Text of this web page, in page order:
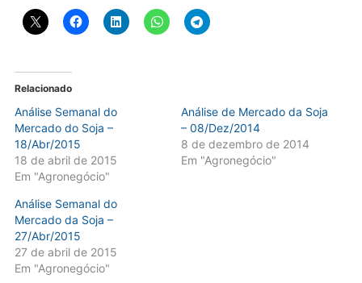
Relacionado
Análise Semanal do
Mercado do Soja –
18/Abr/2015
18 de abril de 2015
Em "Agronegócio"
Análise de Mercado da Soja
– 08/Dez/2014
8 de dezembro de 2014
Em "Agronegócio"
Análise Semanal do
Mercado da Soja –
27/Abr/2015
27 de abril de 2015
Em "Agronegócio"